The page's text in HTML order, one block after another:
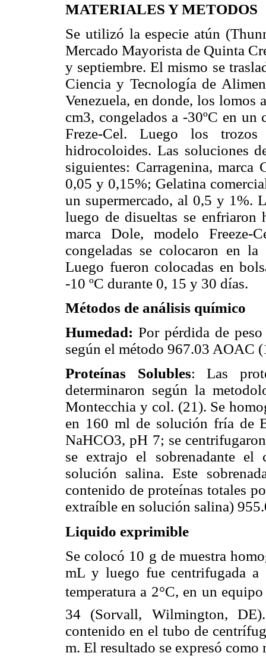
MATERIALES Y METODOS
Se utilizó la especie atún
Mercado Mayorista de Quinta
y septiembre. El mismo se
Ciencia y Tecnología de
Venezuela, en donde, los lomos
cm3, congelados a -30ºC en un
Freze-Cel. Luego los
hidrocoloides. Las soluciones
siguientes: Carragenina,
0,05 y 0,15%; Gelatina
un supermercado, al 0,5 y 1%.
luego de disueltas se enfriaron
marca Dole, modelo Freeze-
congeladas se colocaron en
Luego fueron colocadas en
-10 ºC durante 0, 15 y 30 días.
Métodos de análisis químico
Humedad: Por pérdida de
según el método 967.03 AOAC
Proteínas Solubles: Las
determinaron según la
Montecchia y col. (21). Se
en 160 ml de solución fría de
NaHCO3, pH 7; se
se extrajo el sobrenadante el
solución salina. Este
contenido de proteínas totales
extraíble en solución salina)
Liquido exprimible
Se colocó 10 g de muestra
mL y luego fue centrifugada
temperatura a 2°C, en un
34 (Sorvall, Wilmington,
contenido en el tubo de
m. El resultado se expresó como